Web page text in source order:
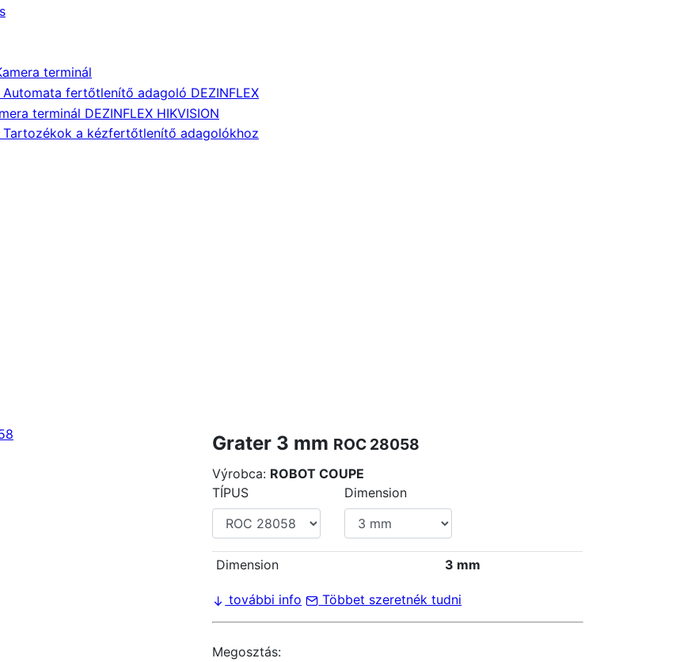
terminál
Automata fertőtlenítő adagoló DEZINFLEX
terminál DEZINFLEX HIKVISION
Tartozékok a kézfertőtlenítő adagolókhoz
Grater 3 mm ROC 28058
Výrobca: ROBOT COUPE
TÍPUS
Dimension
Dimension 3 mm
további info Többet szeretnék tudni
Megosztás: